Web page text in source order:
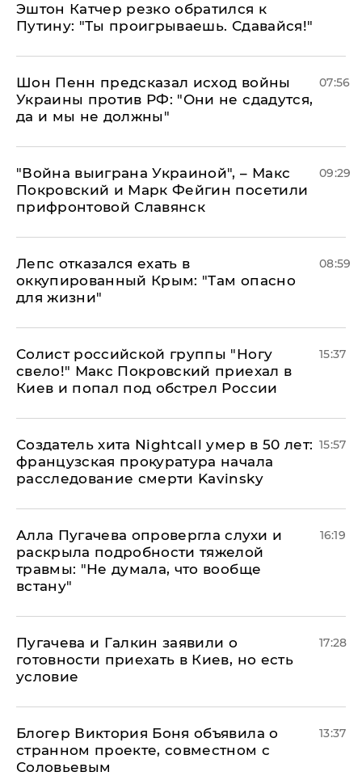
Эштон Катчер резко обратился к
Путину: "Ты проигрываешь. Сдавайся!"
Шон Пенн предсказал исход войны
Украины против РФ: "Они не сдадутся,
да и мы не должны"
07:56
"Война выиграна Украиной", – Макс
Покровский и Марк Фейгин посетили
прифронтовой Славянск
09:29
Лепс отказался ехать в
оккупированный Крым: "Там опасно
для жизни"
08:59
Солист российской группы "Ногу
свело!" Макс Покровский приехал в
Киев и попал под обстрел России
15:37
Создатель хита Nightcall умер в 50 лет:
французская прокуратура начала
расследование смерти Kavinsky
15:57
Алла Пугачева опровергла слухи и
раскрыла подробности тяжелой
травмы: "Не думала, что вообще
встану"
16:19
Пугачева и Галкин заявили о
готовности приехать в Киев, но есть
условие
17:28
Блогер Виктория Боня объявила о
странном проекте, совместном с
Соловьевым
13:37